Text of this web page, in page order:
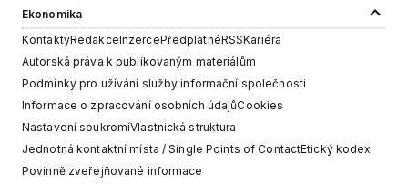
Ekonomika
KontaktyRedakceInzercePředplatnéRSSKariéra
Autorská práva k publikovaným materiálům
Podmínky pro užívání služby informační společnosti
Informace o zpracování osobních údajůCookies
Nastavení soukromíVlastnická struktura
Jednotná kontaktní místa / Single Points of ContactEtický kodex
Povinně zveřejňované informace